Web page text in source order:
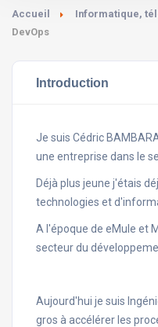
Accueil Informatique,
DevOps
Introduction
Je suis Cédric
une entreprise dans le
Déjà plus jeune j'étais
technologies et
A l'époque de eMule et
secteur du
Aujourd'hui je suis
gros à accélérer les